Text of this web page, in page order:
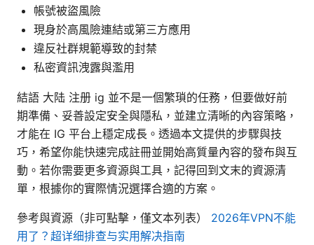
帳號被盜風險
現身於高風險連結或第三方應用
違反社群規範導致的封禁
私密資訊洩露與濫用
結語 大陆 注册 ig 並不是一個繁瑣的任務，但要做好前
期準備、妥善設定安全與隱私，並建立清晰的內容策略，
才能在 IG 平台上穩定成長。透過本文提供的步驟與技
巧，希望你能快速完成註冊並開始高質量內容的發布與互
動。若你需要更多資源與工具，記得回到文末的資源清
單，根據你的實際情況選擇合適的方案。
參考與資源（非可點擊，僅文本列表） 2026年VPN不能
用了？超详细排查与实用解决指南